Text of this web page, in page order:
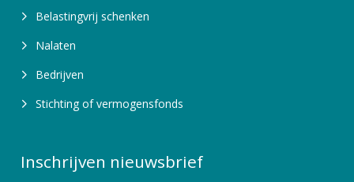
Belastingvrij schenken
Nalaten
Bedrijven
Stichting of vermogensfonds
Inschrijven nieuwsbrief